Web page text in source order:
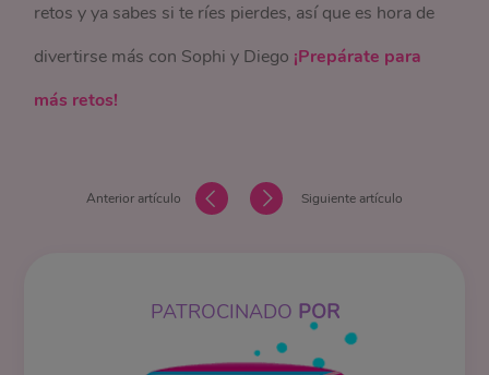
retos y ya sabes si te ríes pierdes, así que es hora de
divertirse más con Sophi y Diego ¡Prepárate para
más retos!
Anterior artículo Siguiente artículo
PATROCINADO POR